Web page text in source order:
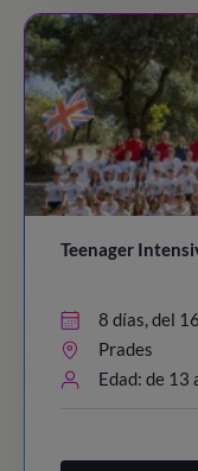
Teenager
8 días, del
Prades
Edad: de 13